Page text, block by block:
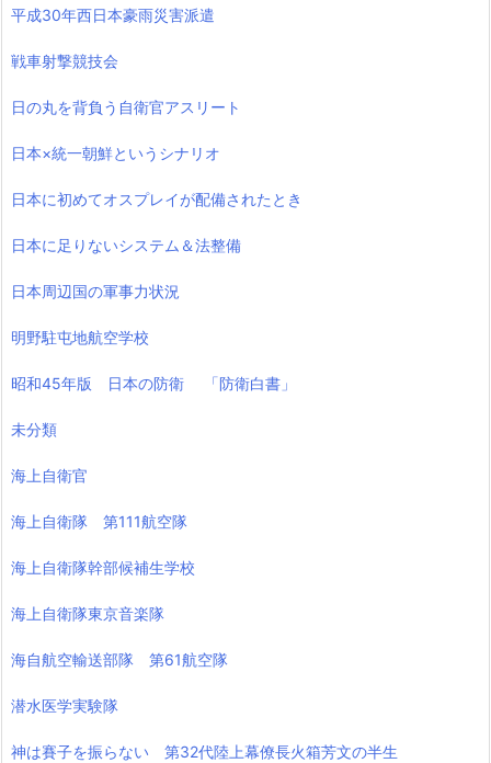
平成30年西日本豪雨災害派遣
戦車射撃競技会
日の丸を背負う自衛官アスリート
日本×統一朝鮮というシナリオ
日本に初めてオスプレイが配備されたとき
日本に足りないシステム＆法整備
日本周辺国の軍事力状況
明野駐屯地航空学校
昭和45年版 日本の防衛 「防衛白書」
未分類
海上自衛官
海上自衛隊 第111航空隊
海上自衛隊幹部候補生学校
海上自衛隊東京音楽隊
海自航空輸送部隊 第61航空隊
潜水医学実験隊
神は賽子を振らない 第32代陸上幕僚長火箱芳文の半生